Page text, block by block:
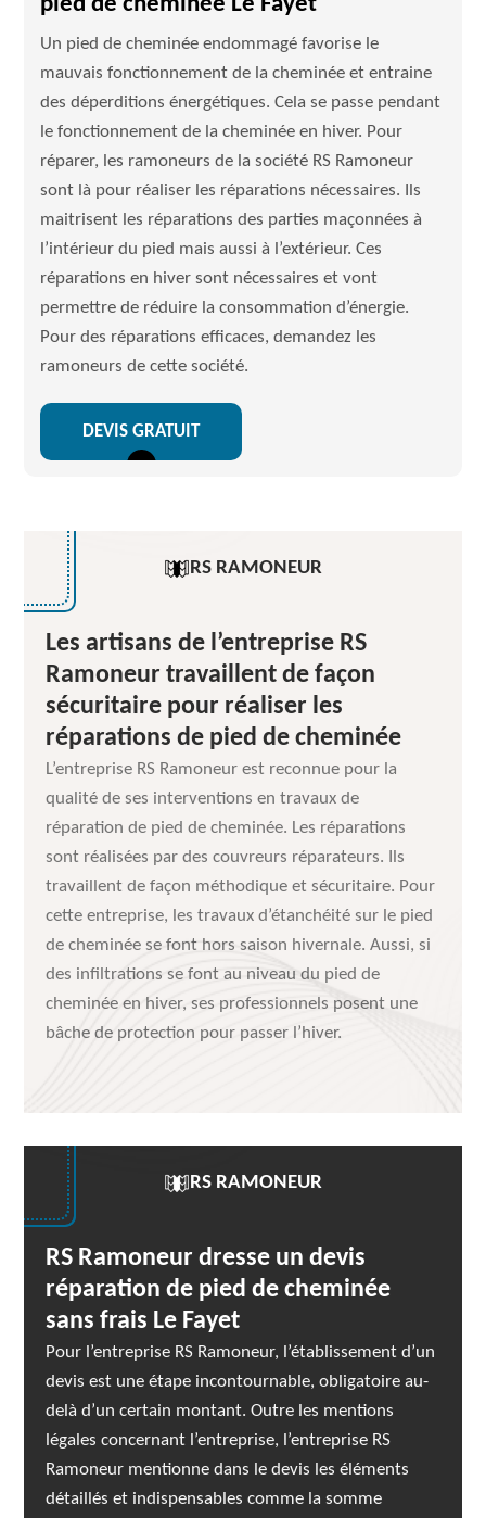
Un pied de cheminée endommagé favorise le
mauvais fonctionnement de la cheminée et entraine
des déperditions énergétiques. Cela se passe pendant
le fonctionnement de la cheminée en hiver. Pour
réparer, les ramoneurs de la société RS Ramoneur
sont là pour réaliser les réparations nécessaires. Ils
maitrisent les réparations des parties maçonnées à
l’intérieur du pied mais aussi à l’extérieur. Ces
réparations en hiver sont nécessaires et vont
permettre de réduire la consommation d’énergie.
Pour des réparations efficaces, demandez les
ramoneurs de cette société.
DEVIS GRATUIT
RS RAMONEUR
Les artisans de l’entreprise RS
Ramoneur travaillent de façon
sécuritaire pour réaliser les
réparations de pied de cheminée
L’entreprise RS Ramoneur est reconnue pour la
qualité de ses interventions en travaux de
réparation de pied de cheminée. Les réparations
sont réalisées par des couvreurs réparateurs. Ils
travaillent de façon méthodique et sécuritaire. Pour
cette entreprise, les travaux d’étanchéité sur le pied
de cheminée se font hors saison hivernale. Aussi, si
des infiltrations se font au niveau du pied de
cheminée en hiver, ses professionnels posent une
bâche de protection pour passer l’hiver.
RS RAMONEUR
RS Ramoneur dresse un devis
réparation de pied de cheminée
sans frais Le Fayet
Pour l’entreprise RS Ramoneur, l’établissement d’un
devis est une étape incontournable, obligatoire au-
delà d’un certain montant. Outre les mentions
légales concernant l’entreprise, l’entreprise RS
Ramoneur mentionne dans le devis les éléments
détaillés et indispensables comme la somme